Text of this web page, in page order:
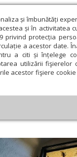
și îmbunătăți
și în activitatea
privind protecția
a acestor date.
a citi și înțelege
utilizării fişierelor
acestor fişiere
și Cultură
2025